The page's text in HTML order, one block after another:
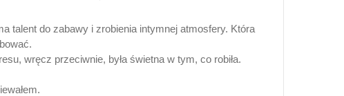
talent do zabawy i zrobienia intymnej atmosfery. Która
wręcz przeciwnie, była świetna w tym, co robiła.